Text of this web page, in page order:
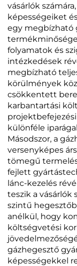
vásárlók
képességeiket
egy megbízható
folyamatok és
intézkedések
megbízható
körülmények
csökkentett
karbantartási
különféle
Másodszor, a
versenyképes
tömegű
fejlett
lánc-kezelés
teszik a vásárlók
szintű
anélkül, hogy
költségvetési
gázhegesztő
képességekkel